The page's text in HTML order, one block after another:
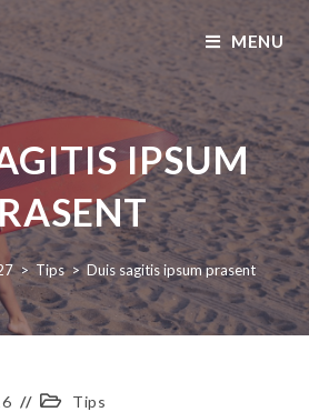
MENU
IPSUM
> Tips > Duis sagitis ipsum prasent
Tips